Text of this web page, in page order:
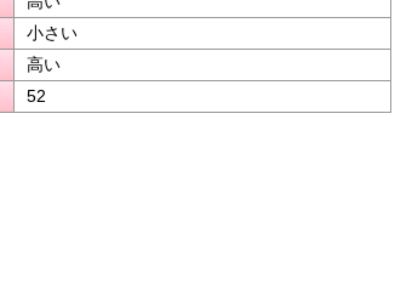
小さい
高い
52